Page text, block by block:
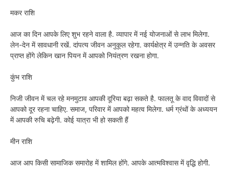
मकर राशि
आज का दिन आपके लिए शुभ रहने वाला है. व्यापार में नई योजनाओं से लाभ मिलेगा.
लेन-देन में सावधानी रखें. दांपत्य जीवन अनुकूल रहेगा. कार्यक्षेत्र में उन्नति के अवसर
प्राप्त होंगे लेकिन खान पियन में आपको नियंत्रण रखना होगा.
कुंभ राशि
निजी जीवन में चल रहे मनमुटाव आपकी दूरिया बढ़ा सकते है. फालतू के वाद विवादों से
आपको दूर रहना चाहिए. समाज, परिवार में आपको महत्व मिलेगा. धर्म ग्रंथों के अध्ययन
में आपकी रुचि बढ़ेगी. कोई यात्रा भी हो सकती हैं
मीन राशि
आज आप किसी सामाजिक समारोह में शामिल होंगे. आपके आत्मविश्वास में वृद्धि होगी.